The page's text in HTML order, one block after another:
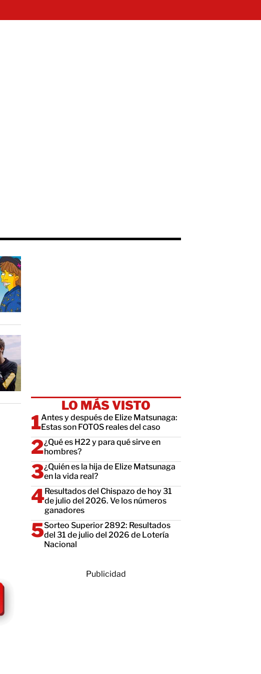
LO MÁS VISTO
Antes y después de Elize Matsunaga:
Estas son FOTOS reales del caso
¿Qué es H22 y para qué sirve en
hombres?
¿Quién es la hija de Elize Matsunaga
en la vida real?
Resultados del Chispazo de hoy 31
de julio del 2026. Ve los números
ganadores
Sorteo Superior 2892: Resultados
del 31 de julio del 2026 de Lotería
Nacional
Publicidad